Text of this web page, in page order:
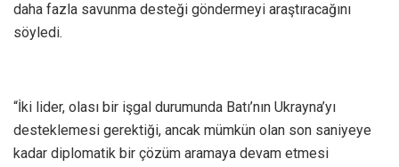
daha fazla savunma desteği göndermeyi araştıracağını
söyledi.
“İki lider, olası bir işgal durumunda Batı’nın Ukrayna’yı
desteklemesi gerektiği, ancak mümkün olan son saniyeye
kadar diplomatik bir çözüm aramaya devam etmesi